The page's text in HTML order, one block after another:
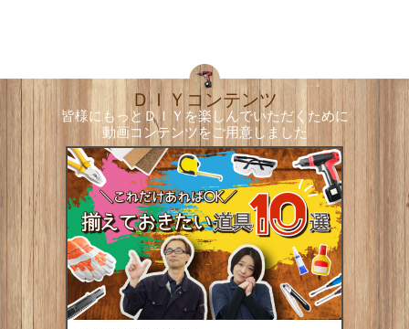
ＤＩＹコンテンツ
皆様にもっとＤＩＹを楽しんでいただくために
動画コンテンツをご用意しました